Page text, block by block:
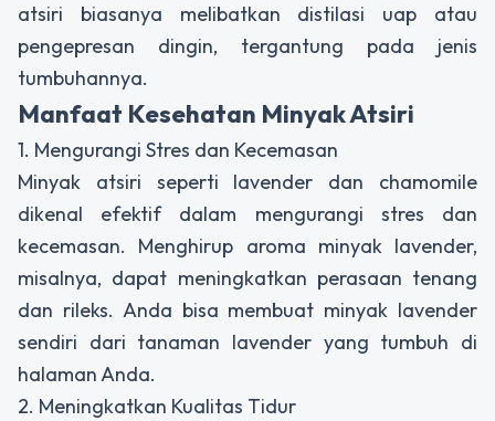
atsiri biasanya melibatkan distilasi uap atau
pengepresan dingin, tergantung pada jenis
tumbuhannya.
Manfaat Kesehatan Minyak Atsiri
1. Mengurangi Stres dan Kecemasan
Minyak atsiri seperti lavender dan chamomile
dikenal efektif dalam mengurangi stres dan
kecemasan. Menghirup aroma minyak lavender,
misalnya, dapat meningkatkan perasaan tenang
dan rileks. Anda bisa membuat minyak lavender
sendiri dari tanaman lavender yang tumbuh di
halaman Anda.
2. Meningkatkan Kualitas Tidur